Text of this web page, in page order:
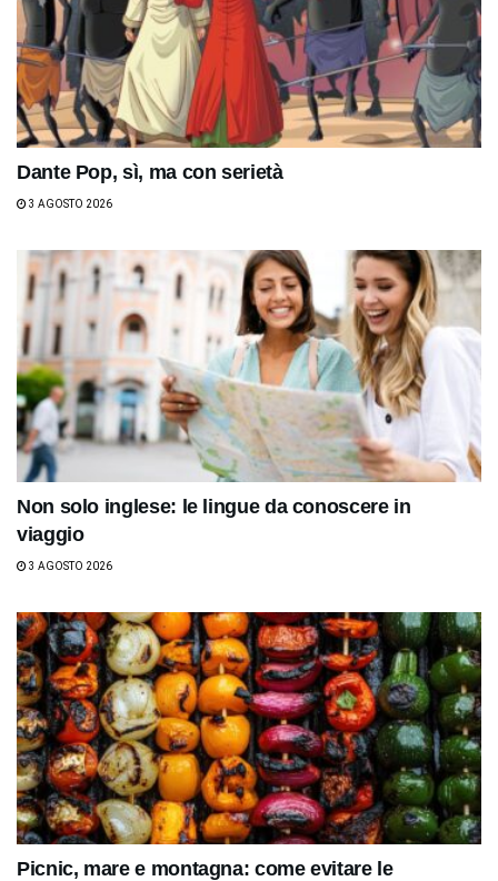
Dante Pop, sì, ma con serietà
3 AGOSTO 2026
Non solo inglese: le lingue da conoscere in
viaggio
3 AGOSTO 2026
Picnic, mare e montagna: come evitare le